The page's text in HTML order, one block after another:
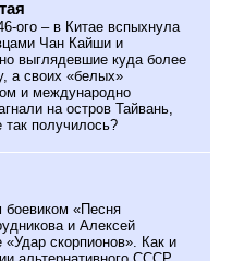
ого – в Китае вспыхнула
Чан Кайши и
выглядевшие куда более
а своих «белых»
и международно
на остров Тайвань,
получилось?
боевиком «Песня
и Алексей
скорпионов». Как и